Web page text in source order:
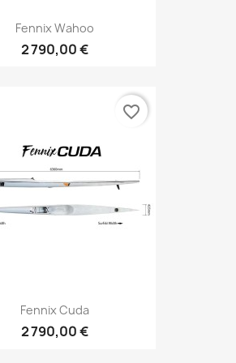
Fennix Wahoo
2 790,00 €
Fennix Cuda
2 790,00 €
favorite_border